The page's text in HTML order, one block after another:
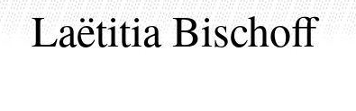
Laëtitia Bischoff